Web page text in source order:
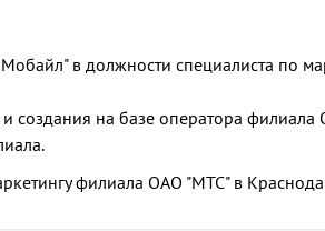
в должности специалиста по
создания на базе оператора
филиала ОАО "МТС" в